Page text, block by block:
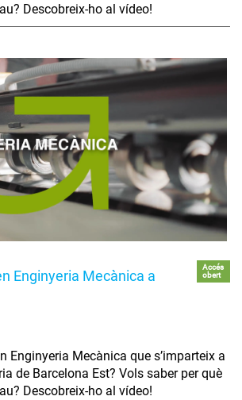
Descobreix-ho al vídeo!
Enginyeria Mecànica a
Accés
obert
Enginyeria Mecànica que s’imparteix a
de Barcelona Est? Vols saber per què
Descobreix-ho al vídeo!